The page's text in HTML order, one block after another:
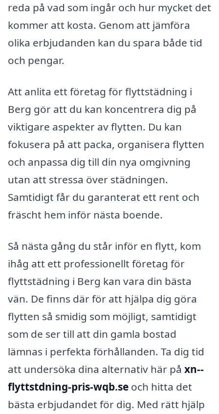
reda på vad som ingår och hur mycket det
kommer att kosta. Genom att jämföra
olika erbjudanden kan du spara både tid
och pengar.
Att anlita ett företag för flyttstädning i
Berg gör att du kan koncentrera dig på
viktigare aspekter av flytten. Du kan
fokusera på att packa, organisera flytten
och anpassa dig till din nya omgivning
utan att stressa över städningen.
Samtidigt får du garanterat ett rent och
fräscht hem inför nästa boende.
Så nästa gång du står inför en flytt, kom
ihåg att ett professionellt företag för
flyttstädning i Berg kan vara din bästa
vän. De finns där för att hjälpa dig göra
flytten så smidig som möjligt, samtidigt
som de ser till att din gamla bostad
lämnas i perfekta förhållanden. Ta dig tid
att undersöka dina alternativ här på xn--
flyttstdning-pris-wqb.se och hitta det
bästa erbjudandet för dig. Med rätt hjälp